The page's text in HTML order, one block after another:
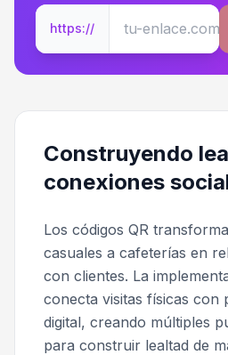
https://
Construyendo
conexiones
Los códigos QR
casuales a cafeterías en
con clientes. La
conecta visitas físicas con
digital, creando múltiples
para construir lealtad de